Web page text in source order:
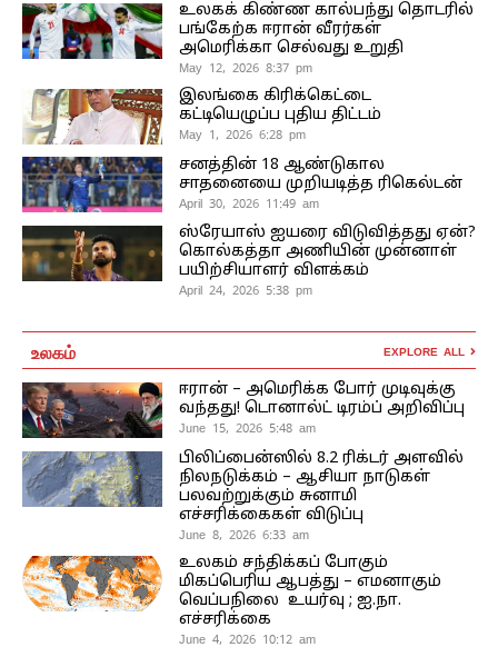
உலகக் கிண்ண கால்பந்து தொடரில்
பங்கேற்க ஈரான் வீரர்கள்
அமெரிக்கா செல்வது உறுதி
May 12, 2026 8:37 pm
இலங்கை கிரிக்கெட்டை
கட்டியெழுப்ப புதிய திட்டம்
May 1, 2026 6:28 pm
சனத்தின் 18 ஆண்டுகால
சாதனையை முறியடித்த ரிகெல்டன்
April 30, 2026 11:49 am
ஸ்ரேயாஸ் ஐயரை விடுவித்தது ஏன்?
கொல்கத்தா அணியின் முன்னாள்
பயிற்சியாளர் விளக்கம்
April 24, 2026 5:38 pm
உலகம் EXPLORE ALL
ஈரான் – அமெரிக்க போர் முடிவுக்கு
வந்தது! டொனால்ட் டிரம்ப் அறிவிப்பு
June 15, 2026 5:48 am
பிலிப்பைன்ஸில் 8.2 ரிக்டர் அளவில்
நிலநடுக்கம் – ஆசியா நாடுகள்
பலவற்றுக்கும் சுனாமி
எச்சரிக்கைகள் விடுப்பு
June 8, 2026 6:33 am
உலகம் சந்திக்கப் போகும்
மிகப்பெரிய ஆபத்து – எமனாகும்
வெப்பநிலை உயர்வு ; ஐ.நா.
எச்சரிக்கை
June 4, 2026 10:12 am